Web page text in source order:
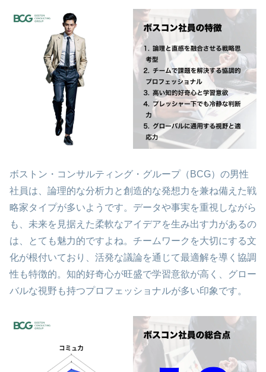
ボストン・コンサルティング・グループ（BCG）の男性
社員は、論理的な分析力と創造的な発想力を兼ね備えた戦
略家タイプが多いようです。データや事実を重視しながら
も、未来を見据えた柔軟なアイデアを生み出す力があるの
は、とても魅力的ですよね。チームワークを大切にする文
化が根付いており、活発な議論を通じて最適解を導く協調
性も特徴的。知的好奇心が旺盛で学習意欲が高く、グロー
バルな視野も持つプロフェッショナルが多い印象です。